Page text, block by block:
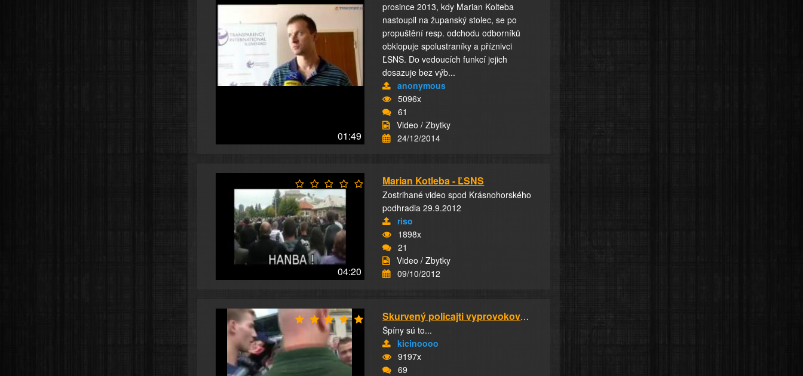
01:49
prosince 2013, kdy Marian Kolteba
nastoupil na županský stolec, se po
propuštění resp. odchodu odborníků
obklopuje spolustraníky a příznivci
ĽSNS. Do vedoucích funkcí jejich
dosazuje bez výb...
anonymous
5096x
61
Video / Zbytky
24/12/2014
04:20
Marian Kotleba - ĽSNS
Zostrihané video spod Krásnohorského
podhradia 29.9.2012
riso
1898x
21
Video / Zbytky
09/10/2012
Skurvený policajti vyprovokovali bitku
Špíny sú to...
kicinoooo
9197x
69